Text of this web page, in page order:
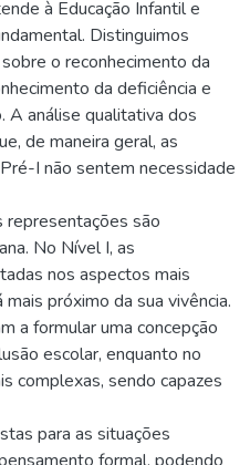
à Educação Infantil e
Distinguimos
o reconhecimento da
da deficiência e
A análise qualitativa dos
de maneira geral, as
I não sentem necessidade
representações são
No Nível I, as
nos aspectos mais
próximo da sua vivência.
a formular uma concepção
escolar, enquanto no
complexas, sendo capazes
para as situações